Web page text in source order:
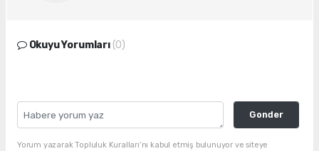
Okuyu Yorumları (0)
Gonder
Yorum yazarak Topluluk Kuralları’nı kabul etmiş bulunuyor ve siteye